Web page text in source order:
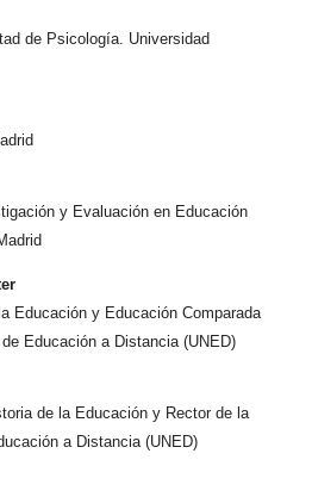
de Psicología. Universidad
y Evaluación en Educación
Educación y Educación Comparada
Educación a Distancia (UNED)
de la Educación y Rector de la
a Distancia (UNED)